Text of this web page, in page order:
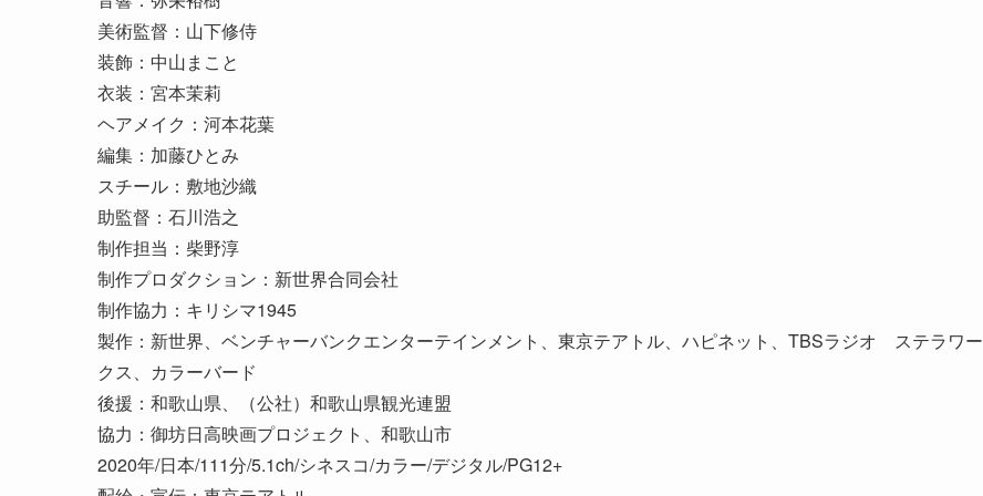
美術監督：山下修侍
装飾：中山まこと
衣装：宮本茉莉
ヘアメイク：河本花葉
編集：加藤ひとみ
スチール：敷地沙織
助監督：石川浩之
制作担当：柴野淳
制作プロダクション：新世界合同会社
制作協力：キリシマ1945
製作：新世界、ベンチャーバンクエンターテインメント、東京テアトル、ハピネット、TBSラジオ ステラワー
クス、カラーバード
後援：和歌山県、（公社）和歌山県観光連盟
協力：御坊日高映画プロジェクト、和歌山市
2020年/日本/111分/5.1ch/シネスコ/カラー/デジタル/PG12+